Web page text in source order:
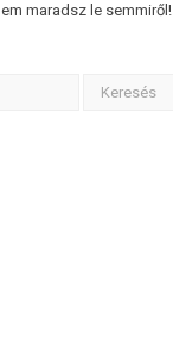
maradsz le semmiről!